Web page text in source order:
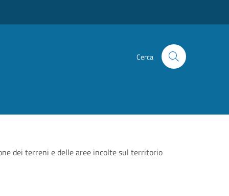
Cerca
dei terreni e delle aree incolte sul territorio